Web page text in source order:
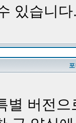
있습니다
별 버전